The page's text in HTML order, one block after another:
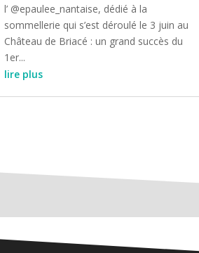
l’ @epaulee_nantaise, dédié à la
sommellerie qui s’est déroulé le 3 juin au
Château de Briacé : un grand succès du
1er...
lire plus